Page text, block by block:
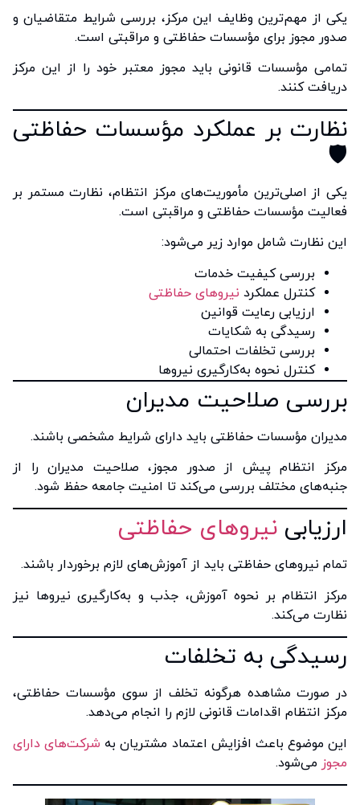
یکی از مهم‌ترین وظایف این مرکز، بررسی شرایط متقاضیان و
صدور مجوز برای مؤسسات حفاظتی و مراقبتی است.
تمامی مؤسسات قانونی باید مجوز معتبر خود را از این مرکز
دریافت کنند.
نظارت بر عملکرد مؤسسات حفاظتی
🛡️
یکی از اصلی‌ترین مأموریت‌های مرکز انتظام، نظارت مستمر بر
فعالیت مؤسسات حفاظتی و مراقبتی است.
این نظارت شامل موارد زیر می‌شود:
بررسی کیفیت خدمات
کنترل عملکرد نیروهای حفاظتی
ارزیابی رعایت قوانین
رسیدگی به شکایات
بررسی تخلفات احتمالی
کنترل نحوه به‌کارگیری نیروها
بررسی صلاحیت مدیران
مدیران مؤسسات حفاظتی باید دارای شرایط مشخصی باشند.
مرکز انتظام پیش از صدور مجوز، صلاحیت مدیران را از
جنبه‌های مختلف بررسی می‌کند تا امنیت جامعه حفظ شود.
ارزیابی نیروهای حفاظتی
تمام نیروهای حفاظتی باید از آموزش‌های لازم برخوردار باشند.
مرکز انتظام بر نحوه آموزش، جذب و به‌کارگیری نیروها نیز
نظارت می‌کند.
رسیدگی به تخلفات
در صورت مشاهده هرگونه تخلف از سوی مؤسسات حفاظتی،
مرکز انتظام اقدامات قانونی لازم را انجام می‌دهد.
این موضوع باعث افزایش اعتماد مشتریان به شرکت‌های دارای
مجوز می‌شود.